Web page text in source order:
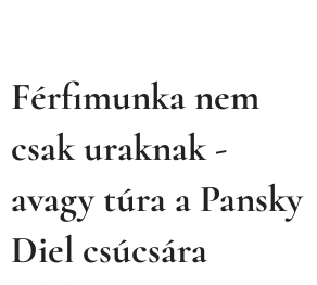
Férfimunka nem
csak uraknak -
avagy túra a Pansky
Diel csúcsára